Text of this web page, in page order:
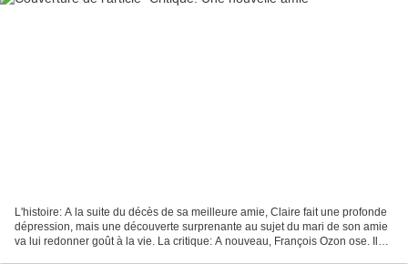
L'histoire: A la suite du décès de sa meilleure amie, Claire fait une profonde
dépression, mais une découverte surprenante au sujet du mari de son amie
va lui redonner goût à la vie. La critique: A nouveau, François Ozon ose. Il